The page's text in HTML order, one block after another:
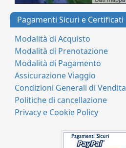
Pagamenti Sicuri e Certificati
Modalità di Acquisto
Modalità di Prenotazione
Modalità di Pagamento
Assicurazione Viaggio
Condizioni Generali di Vendita
Politiche di cancellazione
Privacy e Cookie Policy